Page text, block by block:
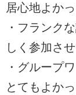
居心地よかっ
・フランク
しく参加さ
・グループ
とてもよかっ